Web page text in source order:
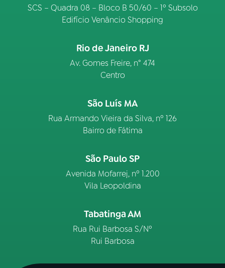
SCS – Quadra 08 – Bloco B 50/60 – 1º Subsolo
Edifício Venâncio Shopping
Rio de Janeiro RJ
Av. Gomes Freire, n° 474
Centro
São Luís MA
Rua Armando Vieira da Silva, nº 126
Bairro de Fátima
São Paulo SP
Avenida Mofarrej, nº 1.200
Vila Leopoldina
Tabatinga AM
Rua Rui Barbosa S/Nº
Rui Barbosa